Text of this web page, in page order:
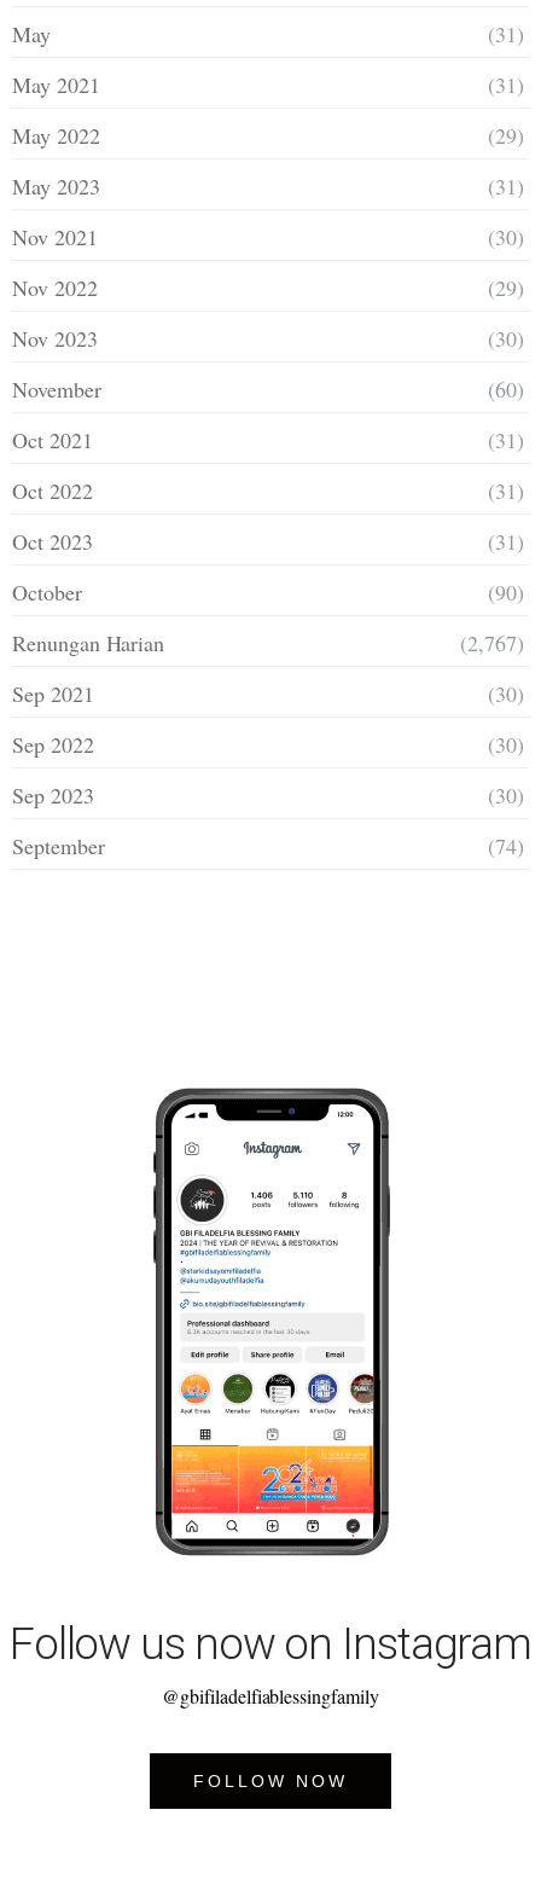
May
(31)
May 2021
(31)
May 2022
(29)
May 2023
(31)
Nov 2021
(30)
Nov 2022
(29)
Nov 2023
(30)
November
(60)
Oct 2021
(31)
Oct 2022
(31)
Oct 2023
(31)
October
(90)
Renungan Harian
(2,767)
Sep 2021
(30)
Sep 2022
(30)
Sep 2023
(30)
September
(74)
Follow us now on Instagram
@gbifiladelfiablessingfamily
FOLLOW NOW